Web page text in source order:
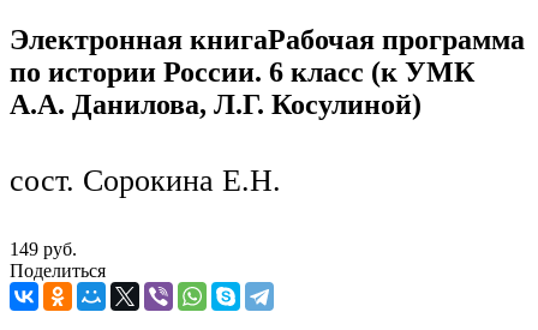
Электронная книгаРабочая программа
по истории России. 6 класс (к УМК
А.А. Данилова, Л.Г. Косулиной)
сост. Сорокина Е.Н.
149 руб.
Поделиться